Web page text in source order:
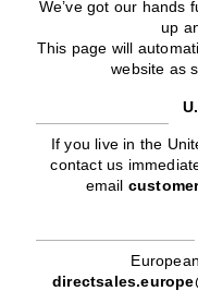
We’ve got our hands
up
This page will
website as
If you live in the
contact us
email